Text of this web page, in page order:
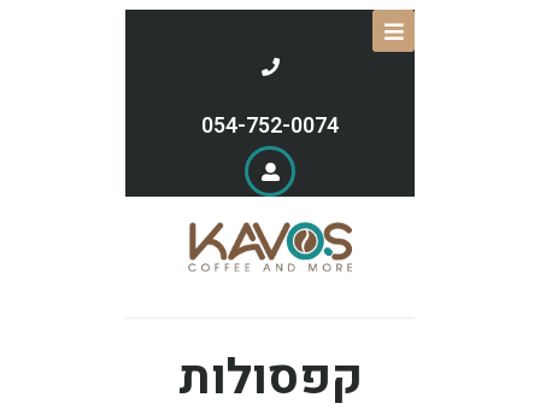
054-752-0074
קפסולות